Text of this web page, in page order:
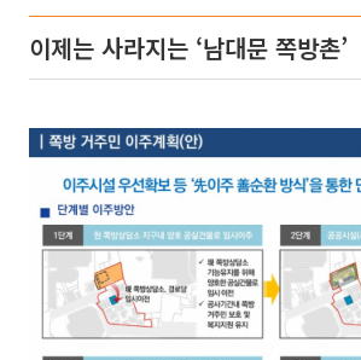
이제는 사라지는 ‘남대문 쪽방촌’